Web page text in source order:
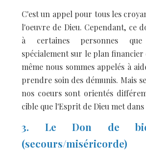
C'est un appel pour tous les
l'oeuvre de Dieu. Cependant, ce
à certaines personnes
spécialement sur le plan financier
même nous sommes appelés à
prendre soin des démunis. Mais
nos coeurs sont orientés
cible que l'Esprit de Dieu met
3. Le Don de
(secours/miséricorde)